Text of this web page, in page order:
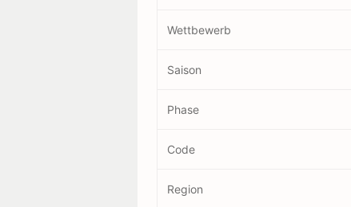
Wettbewerb
Saison
Phase
Code
Region